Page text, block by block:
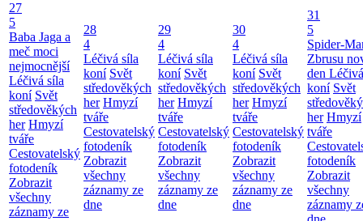
27
5
Baba Jaga a
meč moci
nejmocnější
Léčivá síla
koní Svět
středověkých
her Hmyzí
tváře
Cestovatelský
fotodeník
Zobrazit
všechny
záznamy ze
28
4
Léčivá síla
koní Svět
středověkých
her Hmyzí
tváře
Cestovatelský
fotodeník
Zobrazit
všechny
záznamy ze
dne
29
4
Léčivá síla
koní Svět
středověkých
her Hmyzí
tváře
Cestovatelský
fotodeník
Zobrazit
všechny
záznamy ze
dne
30
4
Léčivá síla
koní Svět
středověkých
her Hmyzí
tváře
Cestovatelský
fotodeník
Zobrazit
všechny
záznamy ze
dne
31
5
Spider-
Zbrusu
den
koní Svět
her Hmyzí
tváře
fotodeník
Zobrazit
všechny
záznamy